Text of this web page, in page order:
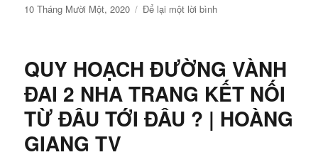
Đăng
10 Tháng Mười Một, 2020 Để lại một lời bìnhở
MỸ
GIA
NHA
TRANG
NẰM
QUY HOẠCH ĐƯỜNG VÀNH
ĐAI 2 NHA TRANG KẾT NỐI
TỪ ĐÂU TỚI ĐÂU ? | HOÀNG
GIANG TV